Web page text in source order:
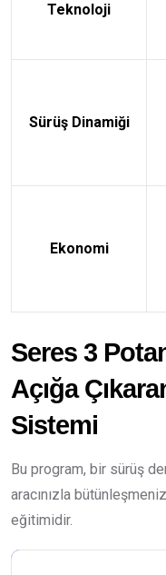
Teknoloji
Sürüş Dinamiği
Ekonomi
Seres 3
Açığa
Sistemi
Bu program, bir sürüş
aracınızla
eğitimidir.